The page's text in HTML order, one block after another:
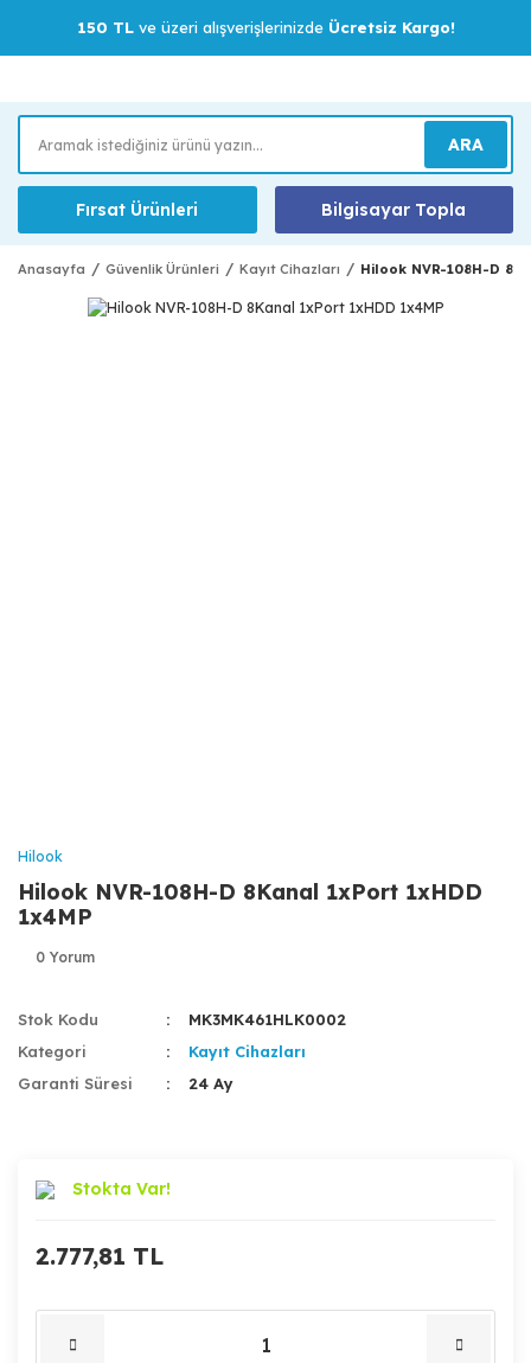
150 TLve üzeri alışverişlerinizde Ücretsiz Kargo!
ARA
Fırsat Ürünleri Bilgisayar Topla
Anasayfa Güvenlik Ürünleri Kayıt Cihazları Hilook NVR-108H-D
Hilook
Hilook NVR-108H-D 8Kanal 1xPort 1xHDD
1x4MP
0 Yorum
Stok Kodu
MK3MK461HLK0002
Kategori
Kayıt Cihazları
Garanti Süresi
24 Ay
Stokta Var!
2.777,81 TL